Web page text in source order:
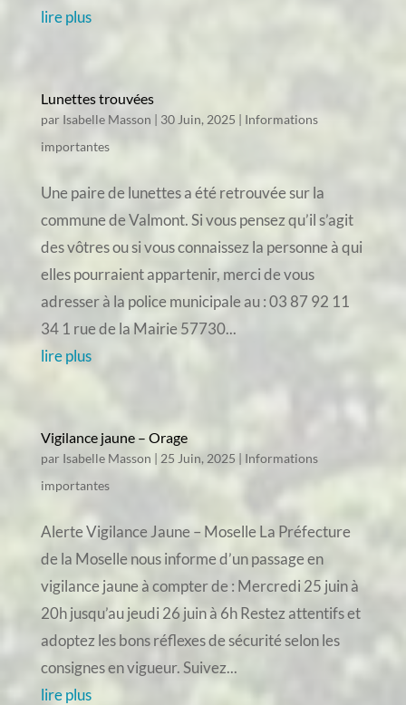
lire plus
Lunettes trouvées
par Isabelle Masson | 30 Juin, 2025 | Informations
importantes
Une paire de lunettes a été retrouvée sur la
commune de Valmont. Si vous pensez qu’il s’agit
des vôtres ou si vous connaissez la personne à qui
elles pourraient appartenir, merci de vous
adresser à la police municipale au : 03 87 92 11
34 1 rue de la Mairie 57730...
lire plus
Vigilance jaune – Orage
par Isabelle Masson | 25 Juin, 2025 | Informations
importantes
Alerte Vigilance Jaune – Moselle La Préfecture
de la Moselle nous informe d’un passage en
vigilance jaune à compter de : Mercredi 25 juin à
20h jusqu’au jeudi 26 juin à 6h Restez attentifs et
adoptez les bons réflexes de sécurité selon les
consignes en vigueur. Suivez...
lire plus